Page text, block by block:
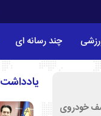
چند رسانه ای
و کشف خودروی
یادداشت